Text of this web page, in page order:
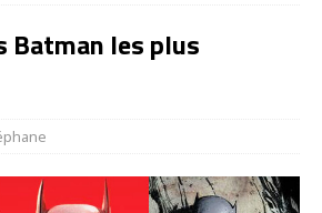
Batman les plus